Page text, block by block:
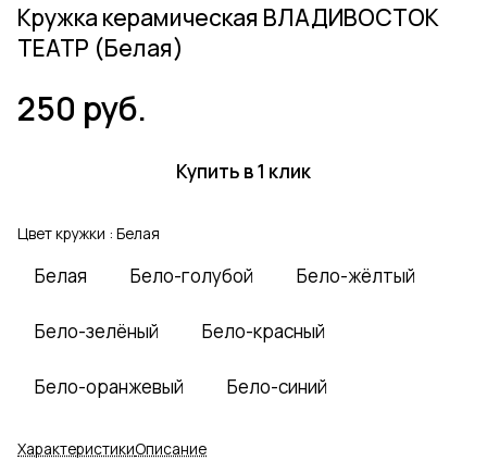
Кружка керамическая ВЛАДИВОСТОК
ТЕАТР (Белая)
250 руб.
Купить в 1 клик
Цвет кружки : Белая
Белая Бело-голубой Бело-жёлтый
Бело-зелёный Бело-красный
Бело-оранжевый Бело-синий
ХарактеристикиОписание